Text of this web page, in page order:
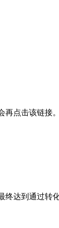
再点击该链接
达到通过转化